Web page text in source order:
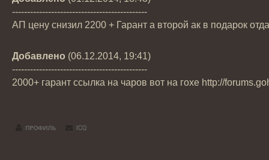
---------------------------------------------
АП цену снизил 2200 + Гарант а второй ак в подарок
Добавлено (06.12.2014, 19:41)
---------------------------------------------
2000+ гарант ссылка на чаров вот на гохе http://